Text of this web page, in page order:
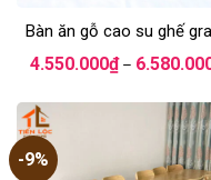
Bàn ăn gỗ cao su ghế
4.550.000₫ –
-9%